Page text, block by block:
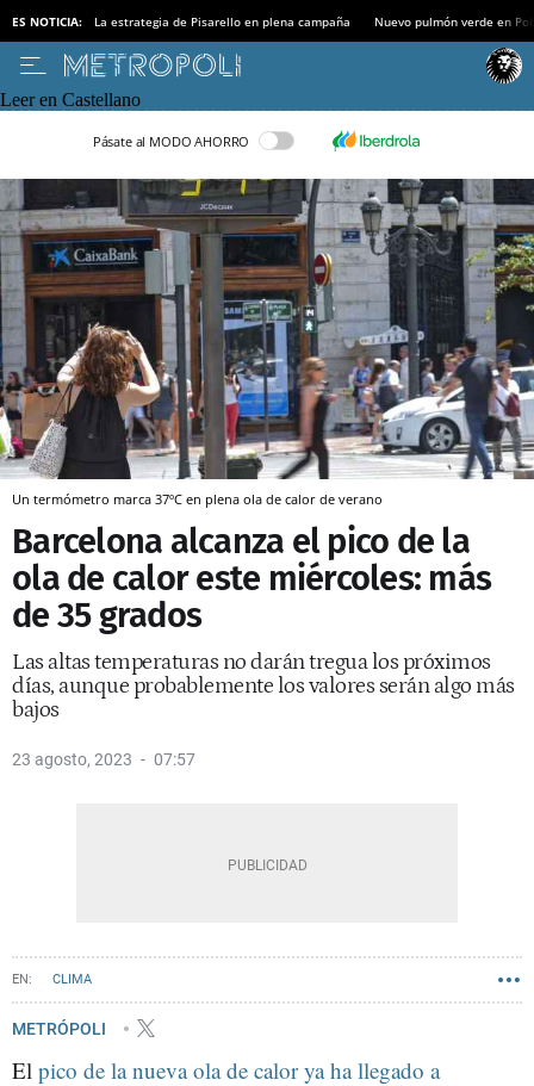
ES NOTICIA: La estrategia de Pisarello en plena campaña Nuevo pulmón verde en
Leer en Castellano
Pásate al MODO AHORRO
Un termómetro marca 37ºC en plena ola de calor de verano
Barcelona alcanza el pico de la
ola de calor este miércoles: más
de 35 grados
Las altas temperaturas no darán tregua los próximos
días, aunque probablemente los valores serán algo más
bajos
23 agosto, 2023 07:57
CLIMA
METRÓPOLI
El pico de la nueva ola de calor ya ha llegado a